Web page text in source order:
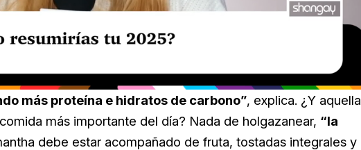
más proteína e hidratos de carbono”, explica. ¿Y aquella
más importante del día? Nada de holgazanear, “la
debe estar acompañado de fruta, tostadas integrales y